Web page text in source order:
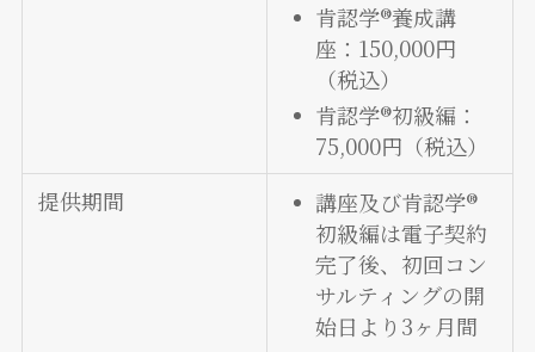
肯認学®養成講
座：150,000円
（税込）
肯認学®初級編：
75,000円（税込）
提供期間
講座及び肯認学®
初級編は電子契約
完了後、初回コン
サルティングの開
始日より3ヶ月間